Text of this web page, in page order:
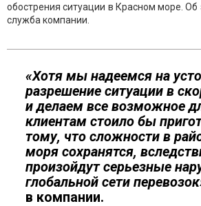
обострения ситуации в Красном море.
служба компании.
«Хотя мы надеемся на
разрешение ситуации в
и делаем все возможное
клиентам стоило бы
тому, что сложности в
моря сохранятся,
произойдут серьезные
глобальной сети
в компании.